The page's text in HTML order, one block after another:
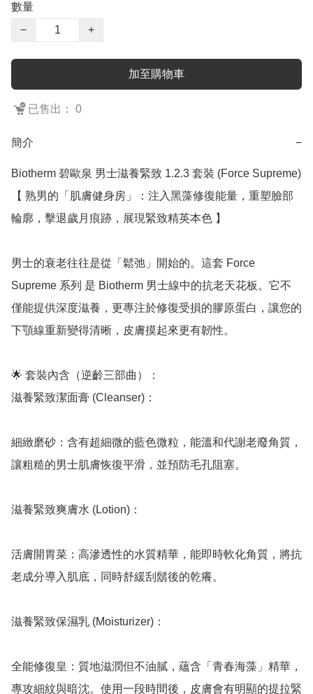
數量
−
+
加至購物車
已售出： 0
簡介 −
Biotherm 碧歐泉 男士滋養緊致 1.2.3 套裝 (Force Supreme)
【 熟男的「肌膚健身房」：注入黑藻修復能量，重塑臉部
輪廓，擊退歲月痕跡，展現緊致精英本色 】
男士的衰老往往是從「鬆弛」開始的。這套 Force
Supreme 系列 是 Biotherm 男士線中的抗老天花板。它不
僅能提供深度滋養，更專注於修復受損的膠原蛋白，讓您的
下顎線重新變得清晰，皮膚摸起來更有韌性。
🌟 套裝內含（逆齡三部曲）：
滋養緊致潔面膏 (Cleanser)：
細緻磨砂：含有超細微的藍色微粒，能溫和代謝老廢角質，
讓粗糙的男士肌膚恢復平滑，並預防毛孔阻塞。
滋養緊致爽膚水 (Lotion)：
活膚開胃菜：高滲透性的水質精華，能即時軟化角質，將抗
老成分導入肌底，同時舒緩刮鬍後的乾癢。
滋養緊致保濕乳 (Moisturizer)：
全能修復皇：質地滋潤但不油膩，蘊含「青春海藻」精華，
專攻細紋與暗沈。使用一段時間後，皮膚會有明顯的提拉緊